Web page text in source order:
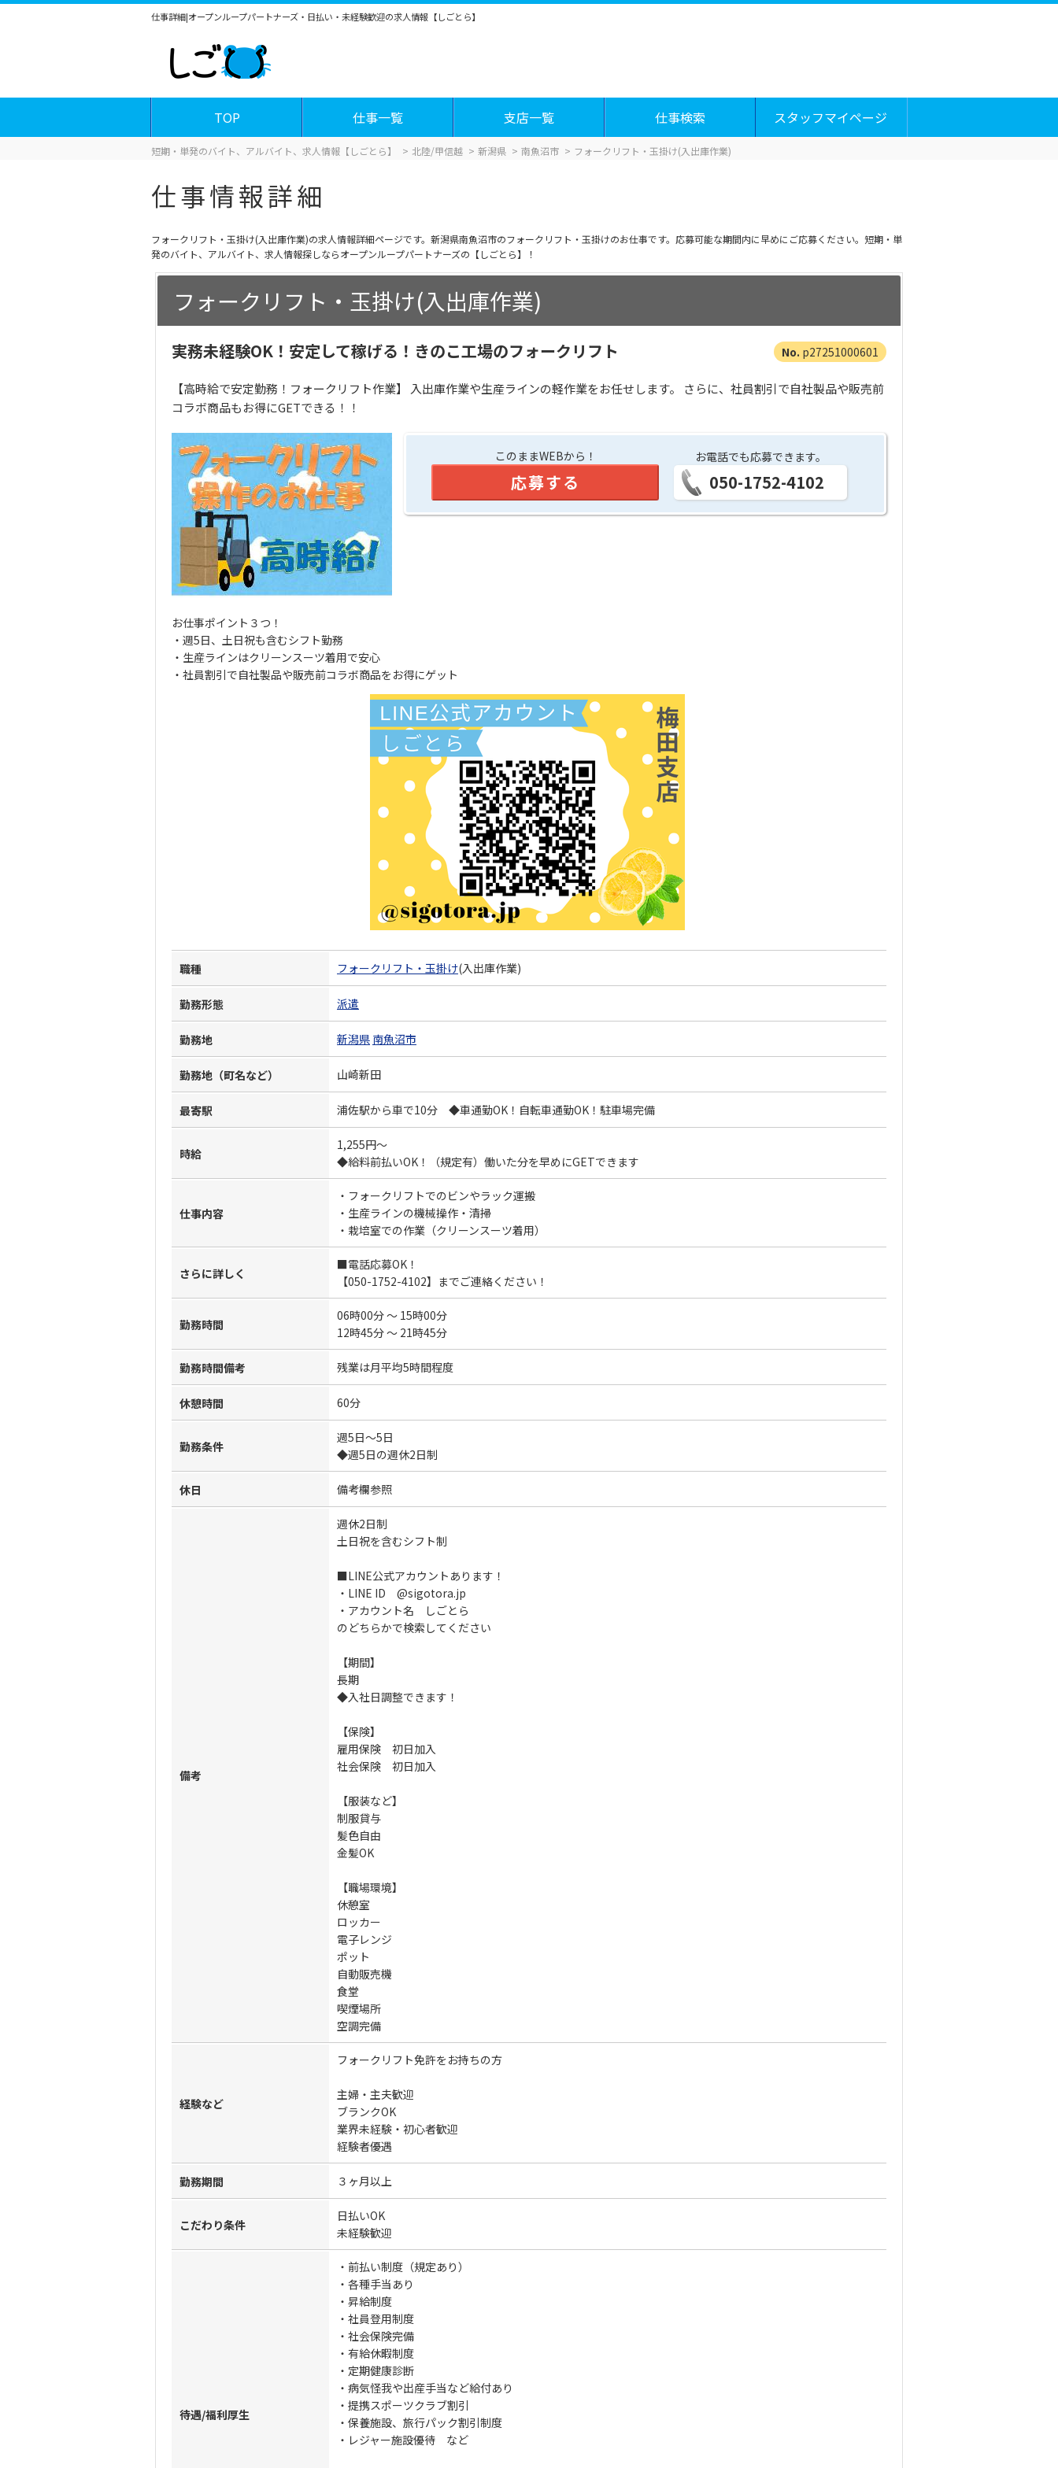
仕事詳細|オープンループパートナーズ・日払い・未経験歓迎の求人情報【しごとら】
TOP 仕事一覧 支店一覧 仕事検索 スタッフマイページ
短期・単発のバイト、アルバイト、求人情報【しごとら】 北陸/甲信越 新潟県 南魚沼市 フォークリフト・玉掛け(入出庫作業)
仕事情報詳細
フォークリフト・玉掛け(入出庫作業)の求人情報詳細ページです。新潟県南魚沼市のフォークリフト・玉掛けのお仕事です。応募可能な期間内に早めにご応募ください。短期・単
発のバイト、アルバイト、求人情報探しならオープンループパートナーズの【しごとら】！
フォークリフト・玉掛け(入出庫作業)
p27251000601
実務未経験OK！安定して稼げる！きのこ工場のフォークリフト
【高時給で安定勤務！フォークリフト作業】 入出庫作業や生産ラインの軽作業をお任せします。 さらに、社員割引で自社製品や販売前
コラボ商品もお得にGETできる！！
このままWEBから！
応募する
お電話でも応募できます。
050-1752-4102
お仕事ポイント３つ！
・週5日、土日祝も含むシフト勤務
・生産ラインはクリーンスーツ着用で安心
・社員割引で自社製品や販売前コラボ商品をお得にゲット
職種 フォークリフト・玉掛け(入出庫作業)
勤務形態 派遣
勤務地 新潟県 南魚沼市
勤務地（町名など） 山崎新田
最寄駅 浦佐駅から車で10分 ◆車通勤OK！自転車通勤OK！駐車場完備
時給
1,255円～
◆給料前払いOK！（規定有）働いた分を早めにGETできます
仕事内容
・フォークリフトでのビンやラック運搬
・生産ラインの機械操作・清掃
・栽培室での作業（クリーンスーツ着用）
さらに詳しく
■電話応募OK！
【050-1752-4102】までご連絡ください！
勤務時間
06時00分 ～ 15時00分
12時45分 ～ 21時45分
勤務時間備考 残業は月平均5時間程度
休憩時間 60分
勤務条件
週5日～5日
◆週5日の週休2日制
休日 備考欄参照
備考
週休2日制
土日祝を含むシフト制
■LINE公式アカウントあります！
・LINE ID @sigotora.jp
・アカウント名 しごとら
のどちらかで検索してください
【期間】
長期
◆入社日調整できます！
【保険】
雇用保険 初日加入
社会保険 初日加入
【服装など】
制服貸与
髪色自由
金髪OK
【職場環境】
休憩室
ロッカー
電子レンジ
ポット
自動販売機
食堂
喫煙場所
空調完備
経験など
フォークリフト免許をお持ちの方
主婦・主夫歓迎
ブランクOK
業界未経験・初心者歓迎
経験者優遇
勤務期間 ３ヶ月以上
こだわり条件
日払いOK
未経験歓迎
待遇/福利厚生
・前払い制度（規定あり）
・各種手当あり
・昇給制度
・社員登用制度
・社会保険完備
・有給休暇制度
・定期健康診断
・病気怪我や出産手当など給付あり
・提携スポーツクラブ割引
・保養施設、旅行パック割引制度
・レジャー施設優待 など